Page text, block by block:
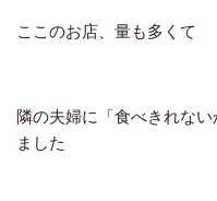
ここのお店、量も多くて
隣の夫婦に「食べきれな
ました